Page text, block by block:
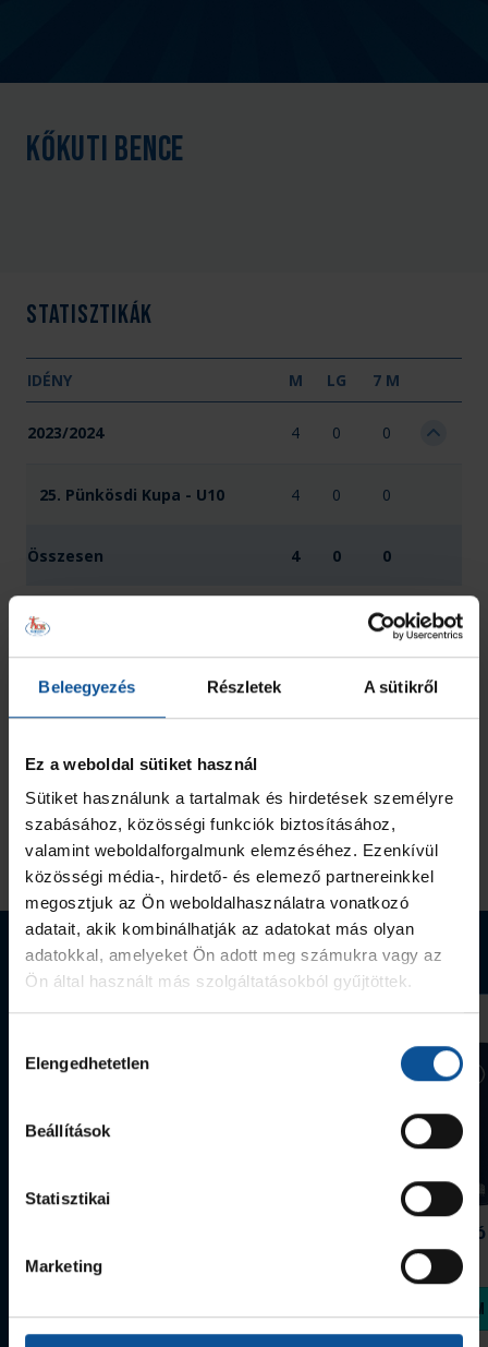
Beleegyezés Részletek A sütikről
Ez a weboldal sütiket használ
Sütiket használunk a tartalmak és hirdetések személyre
szabásához, közösségi funkciók biztosításához,
valamint weboldalforgalmunk elemzéséhez. Ezenkívül
közösségi média-, hirdető- és elemező partnereinkkel
megosztjuk az Ön weboldalhasználatra vonatkozó
adatait, akik kombinálhatják az adatokat más olyan
adatokkal, amelyeket Ön adott meg számukra vagy az
Ön által használt más szolgáltatásokból gyűjtöttek.
kiválasztása
Elengedhetetlen
Beállítások
Statisztikai
Marketing
Kőkuti Bence
Statisztikák
IDÉNY M LG 7 M
2023/2024 4 0 0
25. Pünkösdi Kupa - U10 4 0 0
Összesen 4 0 0
Webshop termékek
Szeged
1 090 Ft
Megvásárolom